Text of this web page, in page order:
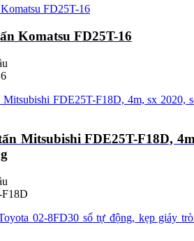
Komatsu FD25T-16
Mitsubishi FDE25T-F18D,